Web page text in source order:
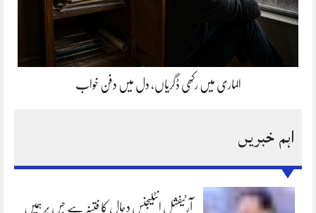
الماری میں رکھی ڈگریاں، دل میں دفن خواب
اہم خبریں
آرٹیفشل انٹلیجنس دجال کا فتنہ ہے جس پر ہمیں